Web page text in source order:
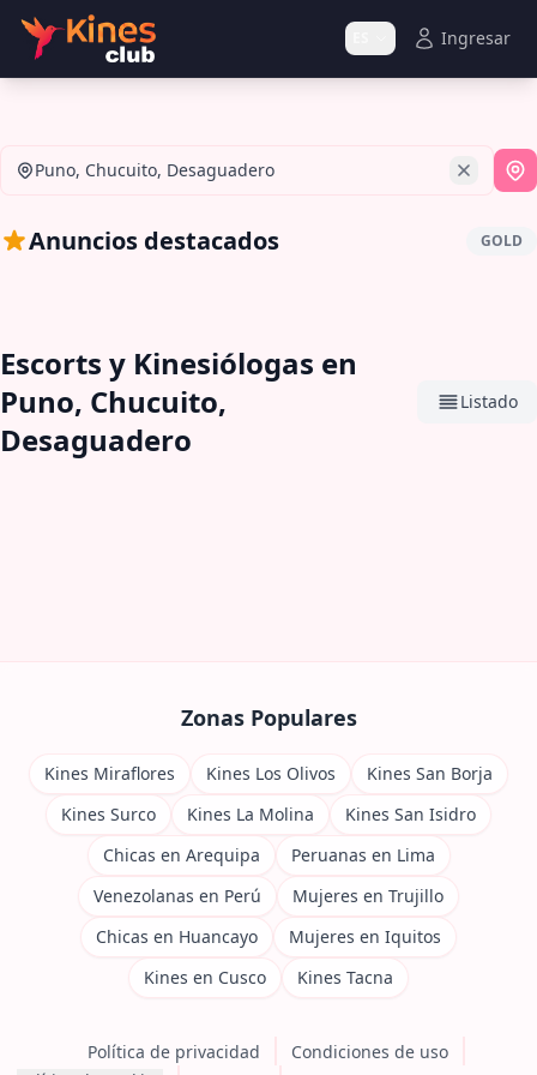
Ingresar
Puno, Chucuito, Desaguadero
Anuncios destacados GOLD
Escorts y Kinesiólogas en
Puno, Chucuito,
Desaguadero
Listado
Zonas Populares
Kines Miraflores Kines Los Olivos
Kines San Borja
Kines Surco
Kines La Molina
Kines San Isidro
Chicas en Arequipa
Peruanas en Lima
Venezolanas en Perú
Mujeres en Trujillo
Chicas en Huancayo
Mujeres en Iquitos
Kines en Cusco
Kines Tacna
Política de privacidad
Condiciones de uso